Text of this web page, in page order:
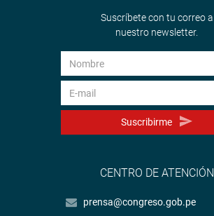
Suscríbete con tu correo a
nuestro newsletter.
Suscribirme
CENTRO DE ATENCIÓN
prensa@congreso.gob.pe